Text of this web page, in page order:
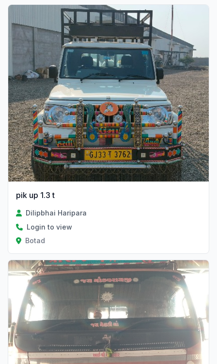
pik up 1.3 t
Dilipbhai Haripara
Login to view
Botad